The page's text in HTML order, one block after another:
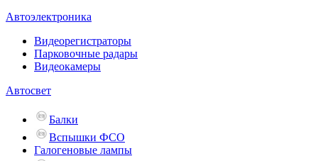
Автоэлектроника
Видеорегистраторы
Парковочные радары
Видеокамеры
Автосвет
Балки
Вспышки ФСО
Галогеновые лампы